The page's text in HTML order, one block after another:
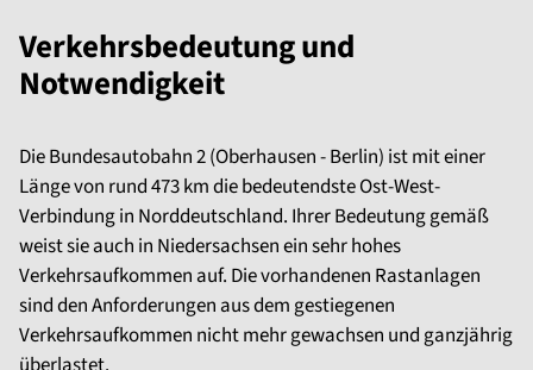
Verkehrsbedeutung und
Notwendigkeit
Die Bundesautobahn 2 (Oberhausen - Berlin) ist mit einer
Länge von rund 473 km die bedeutendste Ost-West-
Verbindung in Norddeutschland. Ihrer Bedeutung gemäß
weist sie auch in Niedersachsen ein sehr hohes
Verkehrsaufkommen auf. Die vorhandenen Rastanlagen
sind den Anforderungen aus dem gestiegenen
Verkehrsaufkommen nicht mehr gewachsen und ganzjährig